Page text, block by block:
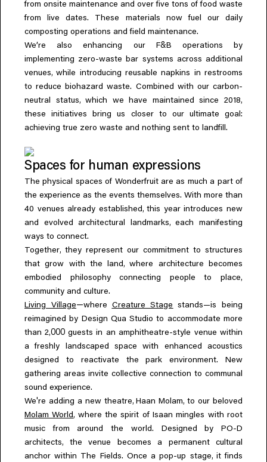
from onsite maintenance and over five tons of food waste
from live dates. These materials now fuel our daily
composting operations and field maintenance.
We’re also enhancing our F&B operations by
implementing zero-waste bar systems across additional
venues,while introducing reusable napkins in restrooms
to reduce biohazard waste. Combined with our carbon-
neutral status,which we have maintained since 2018,
these initiatives bring us closer to our ultimate goal:
achieving true zero waste and nothing sent to landfill.
Spaces for human expressions
The physical spaces of Wonderfruit are as much a part of
the experience as the events themselves. With more than
40 venues already established,this year introduces new
and evolved architectural landmarks,each manifesting
ways to connect.
Together, they represent our commitment to structures
that grow with the land,where architecture becomes
embodied philosophy connecting people to place,
community and culture.
Living Village—where Creature Stage
stands—is being
reimagined by Design Qua Studio to accommodate more
than 2,000 guests in an amphitheatre-style venue within
a freshly landscaped space with enhanced acoustics
designed to reactivate the park environment. New
gathering areas invite collective connection to communal
sound experience.
We're adding a new theatre,Haan Molam,to our beloved
Molam World, where the spirit of Isaan mingles with root
music from around the world. Designed by PO-D
architects,
the venue becomes a permanent cultural
anchor within The Fields. Once a pop-up stage, it finds